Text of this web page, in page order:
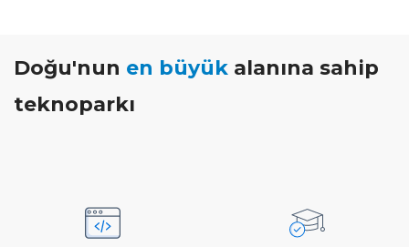
Doğu'nun en büyük alanına sahip
teknoparkı